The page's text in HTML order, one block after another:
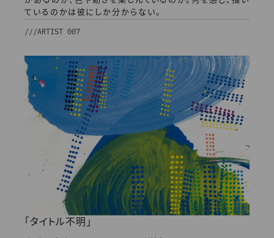
ているのかは彼にしか分からない。
///ARTIST 007
「タイトル不明」